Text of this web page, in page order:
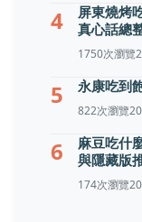
4
屏東燒烤
真心話總
1750次瀏覽
5 永康吃到
822次瀏覽
6
麻豆吃什
與隱藏版
174次瀏覽